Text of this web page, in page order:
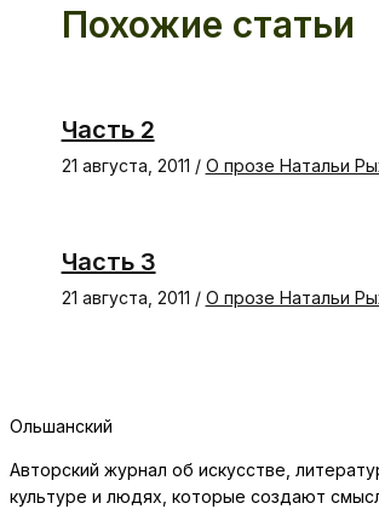
Похожие статьи
Часть 2
21 августа, 2011 / О прозе Натальи
Часть 3
21 августа, 2011 / О прозе Натальи
Ольшанский
Авторский журнал об искусстве,
культуре и людях, которые создают